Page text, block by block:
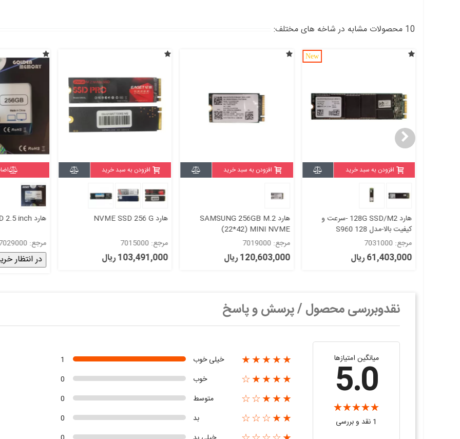
10 محصولات مشابه در شاخه های مختلف:
New
افزودن به سبد خرید
هارد 128G SSD/M2 -سرعت و
کیفیت بالا-مدل S960 128
مرجع: 7031000
61,403,000 ریال
افزودن به سبد خرید
هارد SAMSUNG 256GB M.2
(22*42) MINI NVME
MZALQ256HBJD-00BL2
مرجع: 7019000
120,603,000 ریال
افزودن به سبد خرید
هارد NVME SSD 256 G
مرجع: 7015000
103,491,000 ریال
هارد SSD 256G GOLD 2.5 inch
مرجع: 7029000
در انتظار
نقدوبررسی محصول / پرسش و پاسخ
میانگین امتیازها
5.0
1 نقد و بررسی
★★★★★ خیلی خوب 1
★★★★☆ خوب 0
★★★☆☆ متوسط 0
★★☆☆☆ بد 0